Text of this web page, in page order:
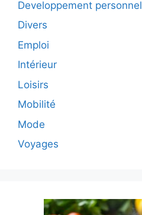
Developpement personnel
Divers
Emploi
Intérieur
Loisirs
Mobilité
Mode
Voyages